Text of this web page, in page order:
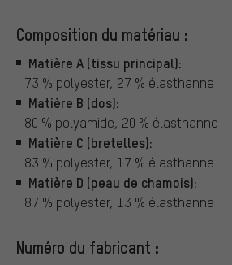
Composition du matériau :
Matière A (tissu principal):
73 % polyester, 27 % élasthanne
Matière B (dos):
80 % polyamide, 20 % élasthanne
Matière C (bretelles):
83 % polyester, 17 % élasthanne
Matière D (peau de chamois):
87 % polyester, 13 % élasthanne
Numéro du fabricant :